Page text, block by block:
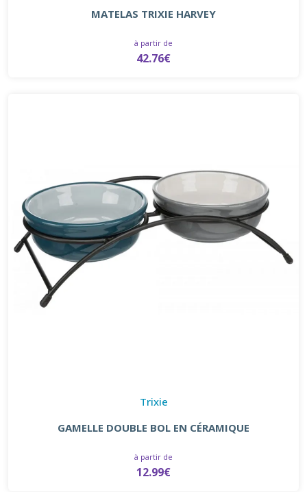
MATELAS TRIXIE HARVEY
à partir de
42.76€
Trixie
GAMELLE DOUBLE BOL EN CÉRAMIQUE
à partir de
12.99€